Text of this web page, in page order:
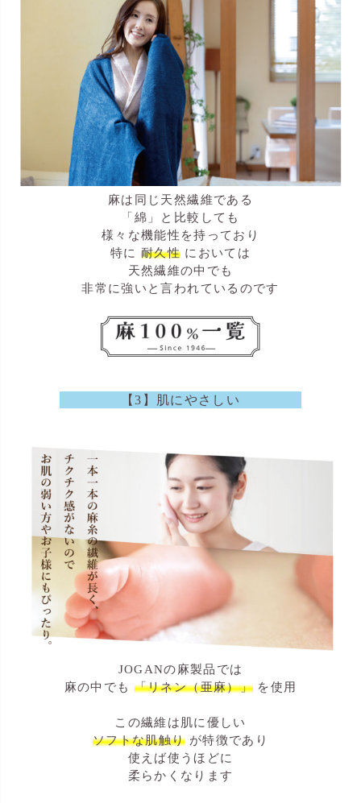
麻は同じ天然繊維である
「綿」と比較しても
様々な機能性を持っており
特に 耐久性 においては
天然繊維の中でも
非常に強いと言われているのです
【3】肌にやさしい
JOGANの麻製品では
麻の中でも 「リネン（亜麻）」 を使用
この繊維は肌に優しい
ソフトな肌触り が特徴であり
使えば使うほどに
柔らかくなります